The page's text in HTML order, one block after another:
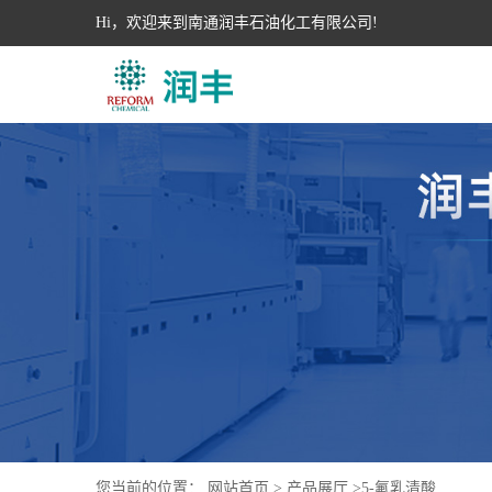
Hi，欢迎来到南通润丰石油化工有限公司!
您当前的位置： 网站首页 > 产品展厅 >5-氟乳清酸